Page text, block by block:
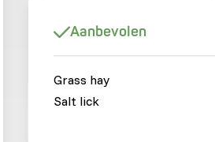
Aanbevolen
Grass hay
Salt lick